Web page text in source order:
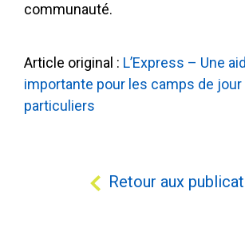
communauté.
Article original : L’Express – Une
importante pour les camps de jour
particuliers
Retour aux